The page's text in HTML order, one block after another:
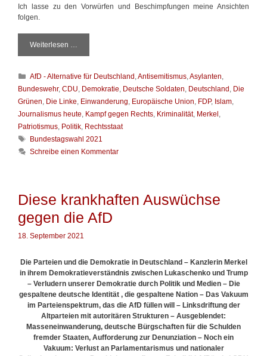
Ich lasse zu den Vorwürfen und Beschimpfungen meine Ansichten
folgen.
Weiterlesen …
e
K
m
g
e
g
e
c
h
s
n
d
d
i
e
A
f
D
K
a
g
o
r
i
AfD - Alternative für Deutschland ,Antisemitismus,Asylanten,
Bundeswehr, CDU, Demokratie, Deutsche Soldaten, Deutschland , Die
Grünen, Die Linke, Einwanderung, Europäische Union, FDP, Islam,
Journalismus heute, Kampf gegen Rechts, Kriminalität, Merkel ,
Patriotismus, Politik, Rechtsstaat
S
c
g
w
ö
r
t
Bundestagswahl 2021
Schreibe einen Kommentar
Diese krankhaften Auswüchse
gegen die AfD
18. September 2021
Die Parteien und die Demokratie in Deutschland – Kanzlerin Merkel
in ihrem Demokratieverständnis zwischen Lukaschenko und Trump
– Verludern unserer Demokratie durch Politik und Medien – Die
gespaltene deutsche Identität , die gespaltene Nation – Das Vakuum
im Parteienspektrum, das die AfD füllen will – Linksdriftung der
Altparteien mit autoritären Strukturen – Ausgeblendet:
Masseneinwanderung, deutsche Bürgschaften für die Schulden
fremder Staaten, Aufforderung zur Denunziation – Noch ein
Vakuum: Verlust an Parlamentarismus und nationaler